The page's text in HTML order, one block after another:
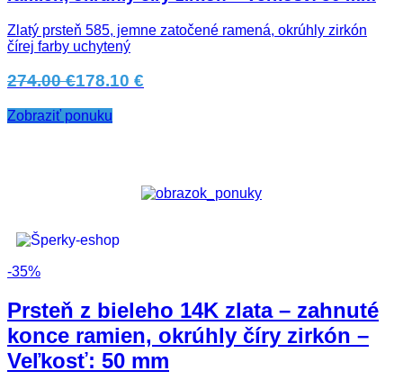
Zlatý prsteň 585, jemne zatočené ramená, okrúhly zirkón
čírej farby uchytený
274.00 €178.10 €
Zobraziť ponuku
-35%
Prsteň z bieleho 14K zlata – zahnuté
konce ramien, okrúhly číry zirkón –
Veľkosť: 50 mm